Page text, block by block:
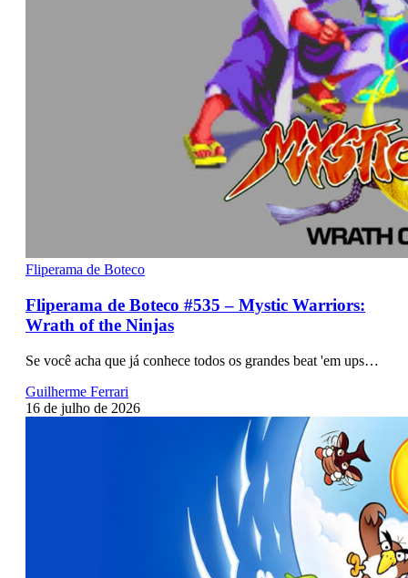
Fliperama de Boteco
Fliperama de Boteco #535 – Mystic Warriors:
Wrath of the Ninjas
Se você acha que já conhece todos os grandes beat 'em ups…
Guilherme Ferrari
16 de julho de 2026